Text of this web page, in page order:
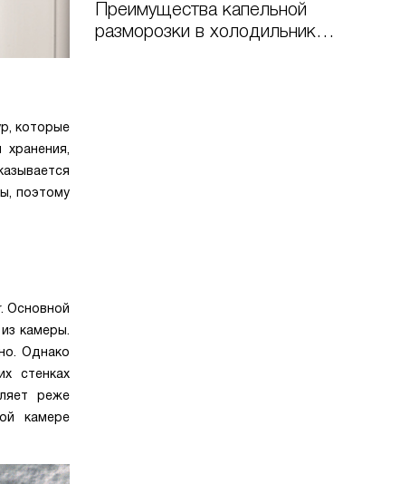
которые
поэтому
Основной
камеры.
Однако
стенках
реже
камере
Преимущества капельной
разморозки в холодильниках